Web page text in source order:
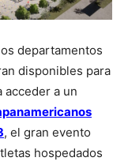
departamentos
disponibles para
acceder a un
, el gran evento
hospedados